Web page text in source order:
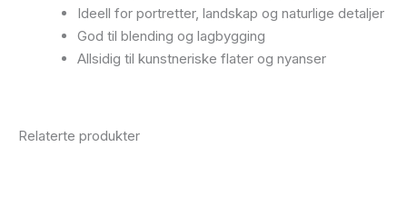
Ideell for portretter, landskap og naturlige detaljer
God til blending og lagbygging
Allsidig til kunstneriske flater og nyanser
Relaterte produkter